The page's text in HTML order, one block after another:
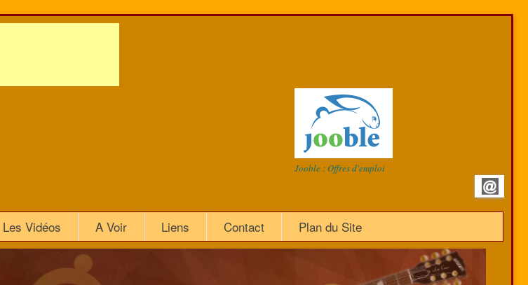
Jooble : Offres d'emploi
Les Vidéos A Voir Liens Contact Plan du Site